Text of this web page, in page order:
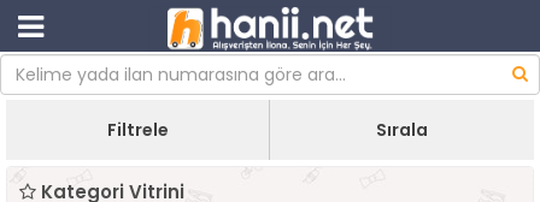
Filtrele Sırala
Kategori Vitrini